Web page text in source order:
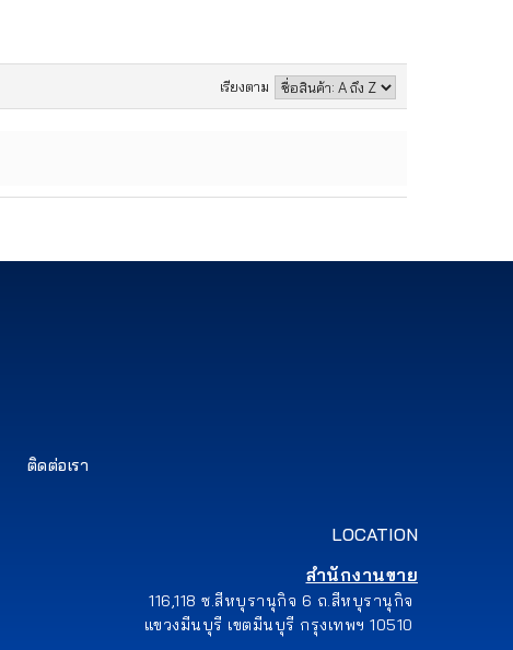
เรียงตาม
ติดต่อเรา
LOCATION
สำนักงานขาย
116,118 ซ.สีหบุรานุกิจ 6 ถ.สีหบุรานุกิจ
แขวงมีนบุรี เขตมีนบุรี กรุงเทพฯ 10510